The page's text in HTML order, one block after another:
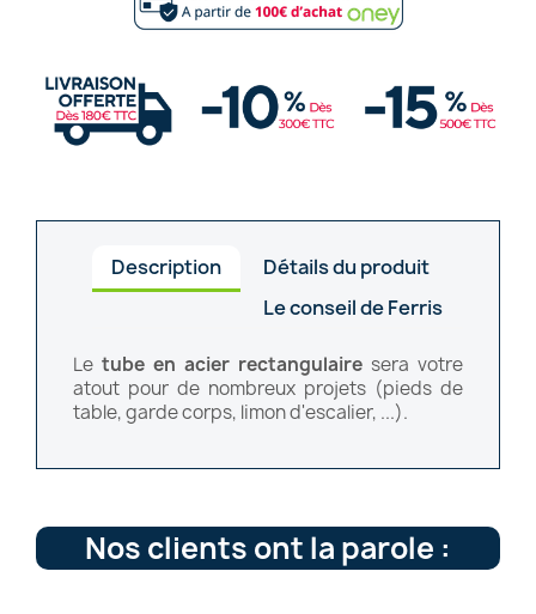
Description
Détails du produit
Le conseil de Ferris
Le tube en acier rectangulaire sera votre
atout pour de nombreux projets (pieds de
table, garde corps, limon d'escalier, ...).
Nos clients ont la parole :